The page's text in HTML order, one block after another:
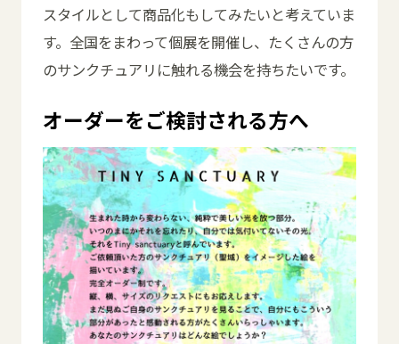
スタイルとして商品化もしてみたいと考えていま
す。全国をまわって個展を開催し、たくさんの方
のサンクチュアリに触れる機会を持ちたいです。
オーダーをご検討される方へ